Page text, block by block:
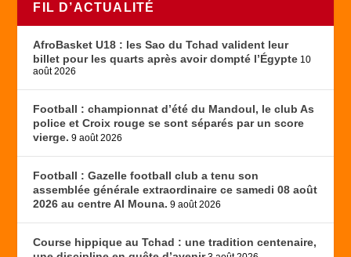
FIL D’ACTUALITÉ
AfroBasket U18 : les Sao du Tchad valident leur
billet pour les quarts après avoir dompté l’Égypte 10
août 2026
Football : championnat d’été du Mandoul, le club As
police et Croix rouge se sont séparés par un score
vierge. 9 août 2026
Football : Gazelle football club a tenu son
assemblée générale extraordinaire ce samedi 08 août
2026 au centre Al Mouna. 9 août 2026
Course hippique au Tchad : une tradition centenaire,